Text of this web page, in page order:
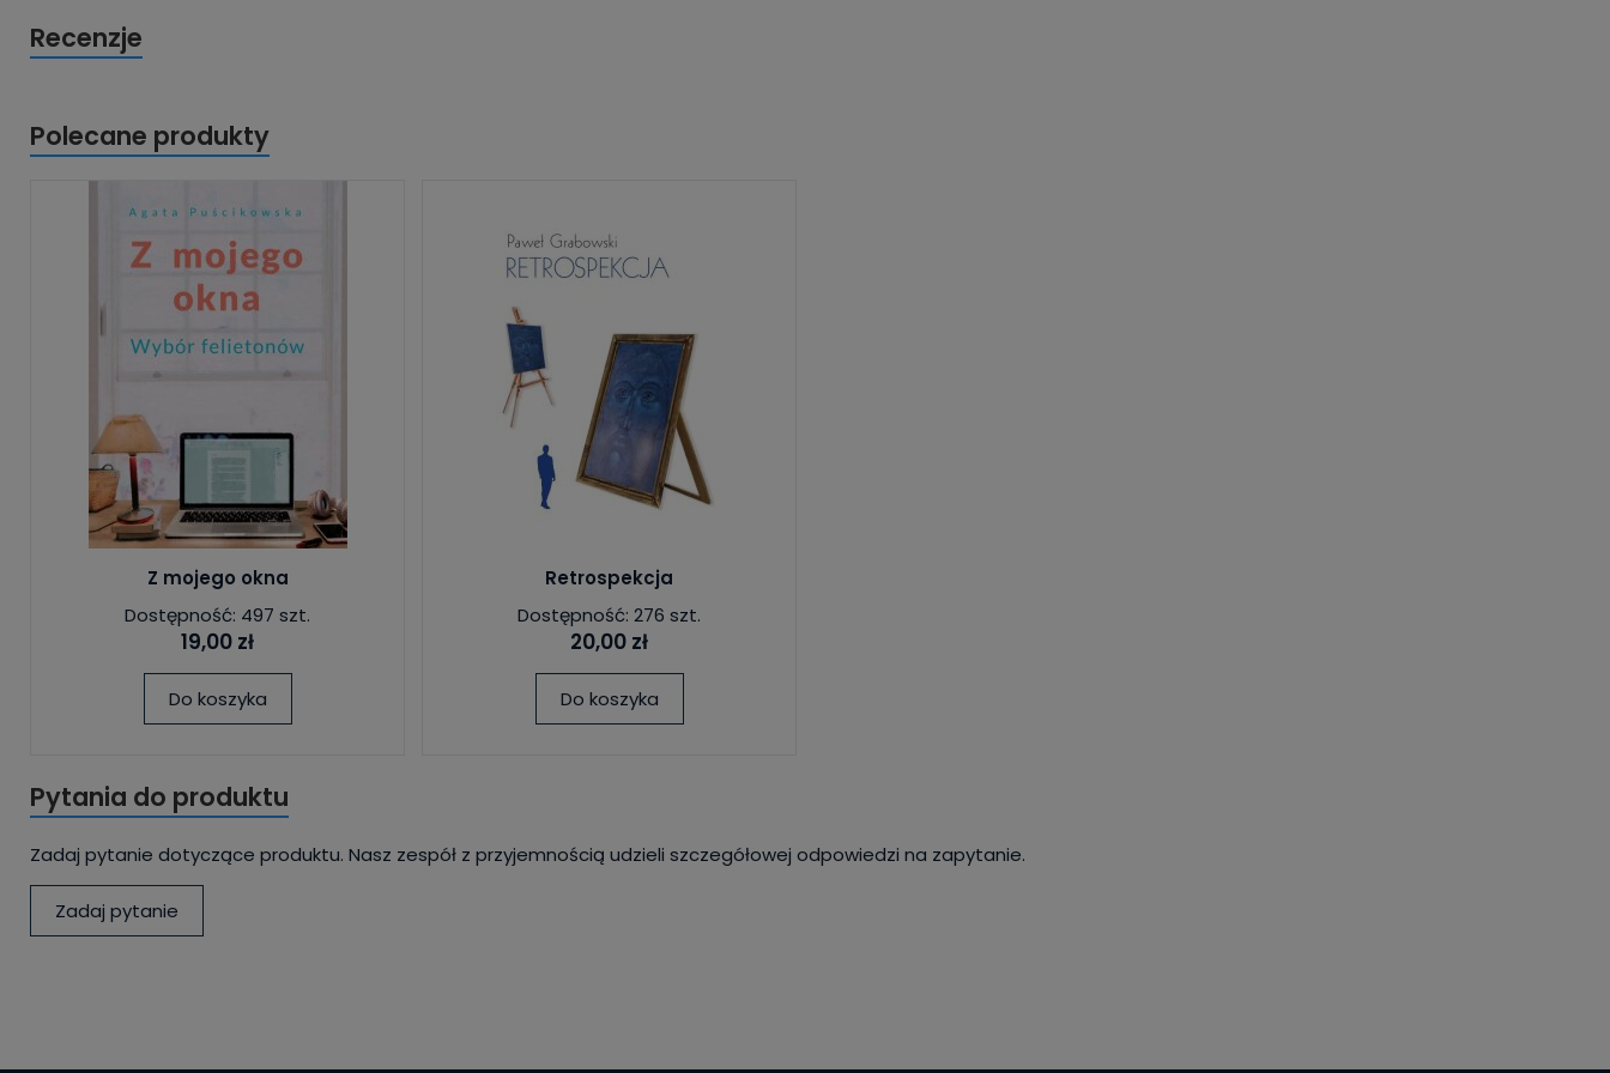
Recenzje
Polecane produkty
Z mojego okna
Dostępność: 497 szt.
19,00 zł
Do koszyka
Retrospekcja
Dostępność: 276 szt.
20,00 zł
Do koszyka
Pytania do produktu
Zadaj pytanie dotyczące produktu. Nasz zespół z przyjemnością udzieli szczegółowej odpowiedzi na zapytanie.
Zadaj pytanie